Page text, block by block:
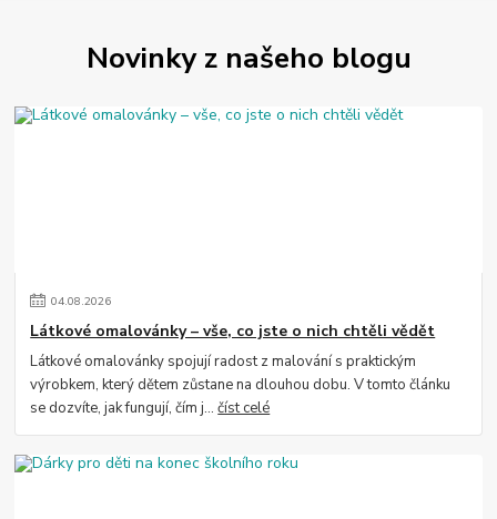
Novinky z našeho blogu
04.08.2026
Látkové omalovánky – vše, co jste o nich chtěli vědět
Látkové omalovánky spojují radost z malování s praktickým
výrobkem, který dětem zůstane na dlouhou dobu. V tomto článku
se dozvíte, jak fungují, čím j...číst celé